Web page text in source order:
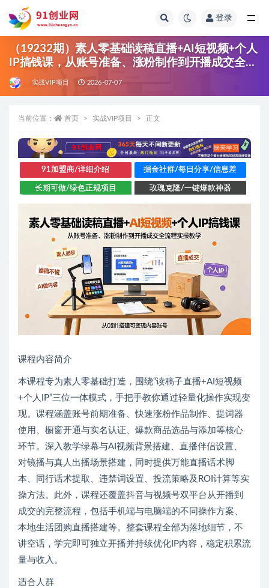
登录
（19232期）素人零基础读稿直播+AI短视频+个人
IP搞钱课，从账号准备、涨粉制作到开播成交全流
程实操教学
实战VIP项目 2026-07-07
当前位置： 首页 实战VIP项目 正文
91加盟商/详细介绍 掘金社群/每日分享/信息差
长期可做/绿色正规项目 玫瑰克隆/一键爆款神器
课程内容简介
本课程专为素人零基础打造，围绕“读稿子直播+AI短视频
+个人IP”三位一体模式，手把手教你通过轻量化操作实现变
现。课程涵盖账号前期准备、快速涨粉作品制作、提词器
使用、橱窗开通与实名认证、爆款商品选品与添加等核心
环节。深入教学绿幕与AI视频背景搭建、直播伴侣设置、
对镜播与真人出播场景搭建，同时提供万能直播话术脚
本、同行话术提取、违禁词设置、投流策略及ROI计算等实
操方法。此外，课程还覆盖抖音与视频号双平台从开播到
成交的完整流程，包括手机端与电脑端的不同操作方案、
本地生活团购直播搭建等。整套课程全部为落地细节，不
讲空话，学完即可独立开播并持续优化IP内容，稳定积累流
量与收入。
适合人群